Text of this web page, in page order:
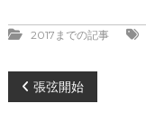
2017までの記事
投張弦開始